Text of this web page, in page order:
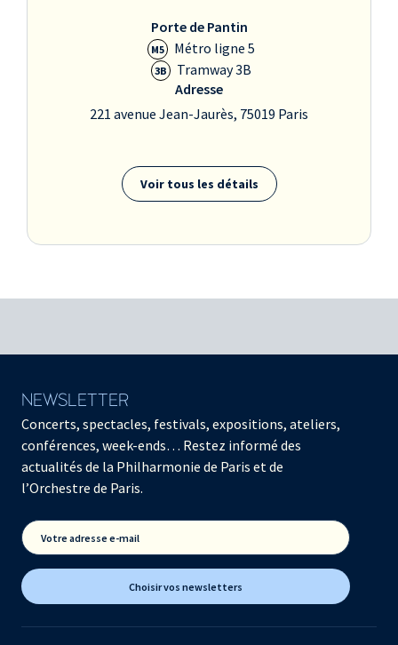
soprano, clarinette
Paul Nedzela
saxophones baryton
et soprano,
clarinette basse
Carlos Henriquez
basse
batterie
Porte de Pantin
M5 Métro ligne 5
3B
Tramway 3B
Adresse
221 avenue Jean-Jaurès, 75019 Paris
Voir tous les détails
NEWSLETTER
Concerts, spectacles, festivals, expositions, ateliers,
conférences, week-ends… Restez informé des
actualités de la Philharmonie de Paris et de
l’Orchestre de Paris.
Votre adresse e-mail
Choisir vos newsletters